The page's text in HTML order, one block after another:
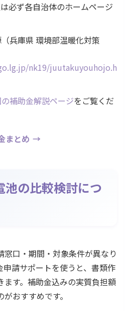
必ず各自治体のホームページ
兵庫県 環境部温暖化対策
nk19/juutakuyouhojo.h
補助金解説ページをご覧くだ
まとめ
池の比較検討につ
口・期間・対象条件が異なり
申請サポートを使うと、書類作
ます。補助金込みの実質負担額
おすすめです。